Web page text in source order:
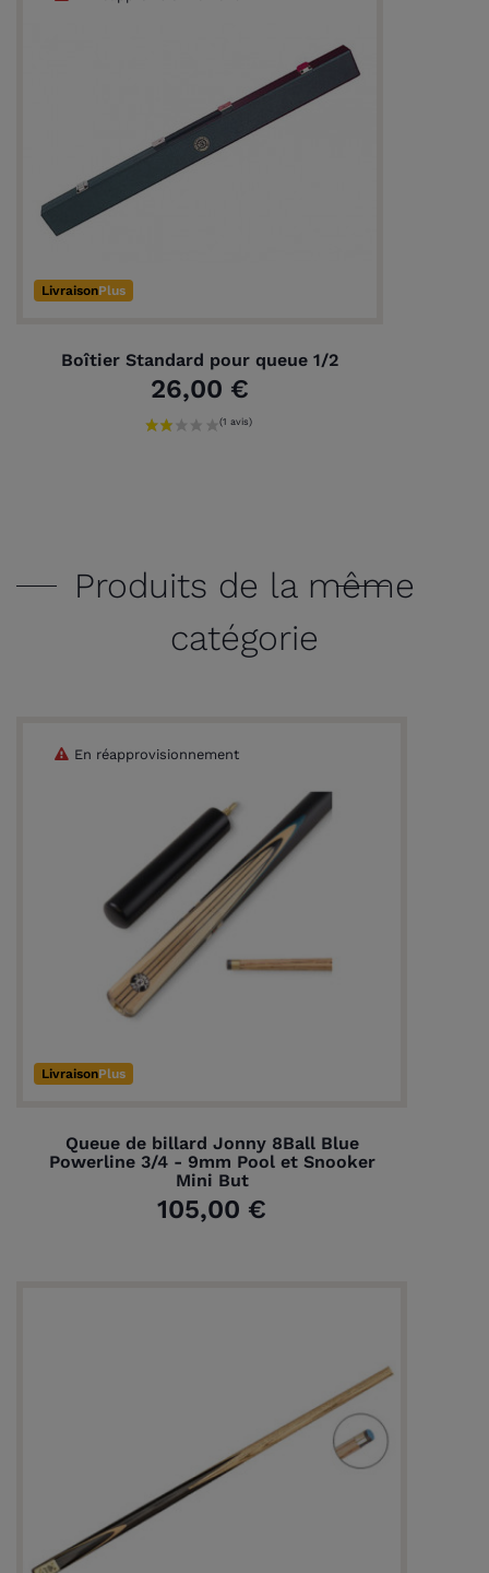
LivraisonPlus
Boîtier Standard pour queue 1/2
26,00 €
Produits de la même
catégorie
LivraisonPlus
Queue de billard Jonny 8Ball Blue
Powerline 3/4 - 9mm Pool et Snooker
Mini But
105,00 €
En réapprovisionnement